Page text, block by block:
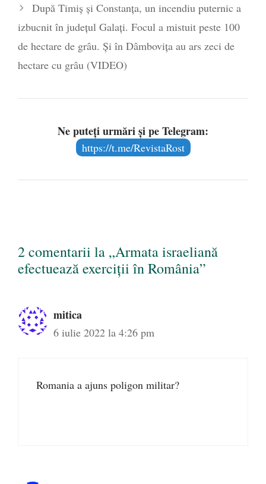
După Timiș și Constanța, un incendiu puternic a
izbucnit în județul Galați. Focul a mistuit peste 100
de hectare de grâu. Și în Dâmbovița au ars zeci de
hectare cu grâu (VIDEO)
Ne puteți urmări și pe Telegram:
https://t.me/RevistaRost
2 comentarii la „Armata israeliană
efectuează exerciţii în România”
mitica
6 iulie 2022 la 4:26 pm
Romania a ajuns poligon militar?